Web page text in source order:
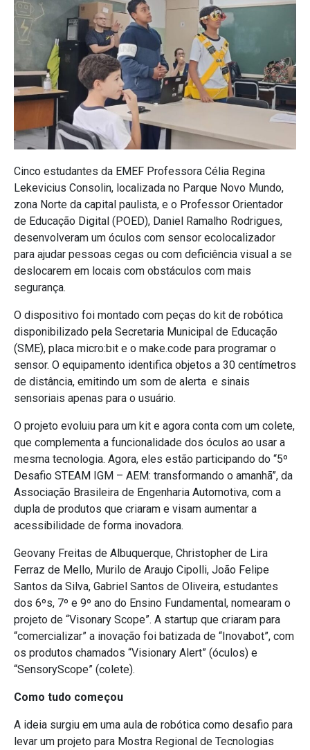
Cinco estudantes da EMEF Professora Célia Regina
Lekevicius Consolin, localizada no Parque Novo Mundo,
zona Norte da capital paulista, e o Professor Orientador
de Educação Digital (POED), Daniel Ramalho Rodrigues,
desenvolveram um óculos com sensor ecolocalizador
para ajudar pessoas cegas ou com deficiência visual a se
deslocarem em locais com obstáculos com mais
segurança.
O dispositivo foi montado com peças do kit de robótica
disponibilizado pela Secretaria Municipal de Educação
(SME), placa micro:bit e o make.code para programar o
sensor. O equipamento identifica objetos a 30 centímetros
de distância, emitindo um som de alerta e sinais
sensoriais apenas para o usuário.
O projeto evoluiu para um kit e agora conta com um colete,
que complementa a funcionalidade dos óculos ao usar a
mesma tecnologia. Agora, eles estão participando do “5º
Desafio STEAM IGM – AEM: transformando o amanhã”, da
Associação Brasileira de Engenharia Automotiva, com a
dupla de produtos que criaram e visam aumentar a
acessibilidade de forma inovadora.
Geovany Freitas de Albuquerque, Christopher de Lira
Ferraz de Mello, Murilo de Araujo Cipolli, João Felipe
Santos da Silva, Gabriel Santos de Oliveira, estudantes
dos 6ºs, 7º e 9º ano do Ensino Fundamental, nomearam o
projeto de “Visonary Scope”. A startup que criaram para
“comercializar” a inovação foi batizada de “Inovabot”, com
os produtos chamados “Visionary Alert” (óculos) e
“SensoryScope” (colete).
Como tudo começou
A ideia surgiu em uma aula de robótica como desafio para
levar um projeto para Mostra Regional de Tecnologias